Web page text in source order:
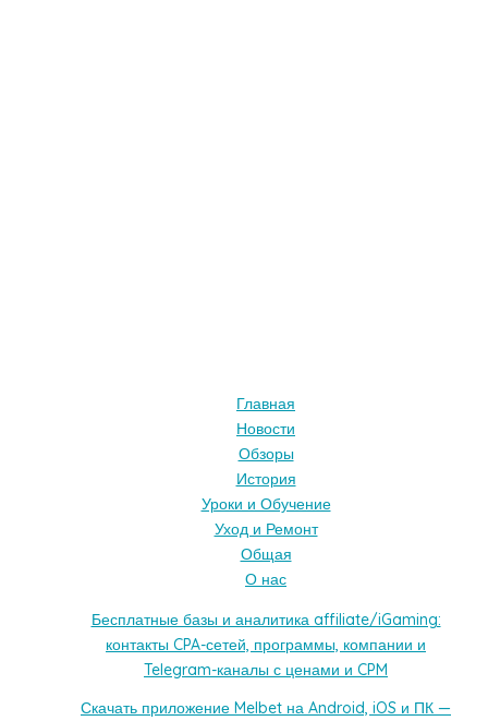
Главная
Новости
Обзоры
История
Уроки и Обучение
Уход и Ремонт
Общая
О нас
Бесплатные базы и аналитика affiliate/iGaming:
контакты CPA-сетей, программы, компании и
Telegram-каналы с ценами и CPM
Скачать приложение Melbet на Android, iOS и ПК —